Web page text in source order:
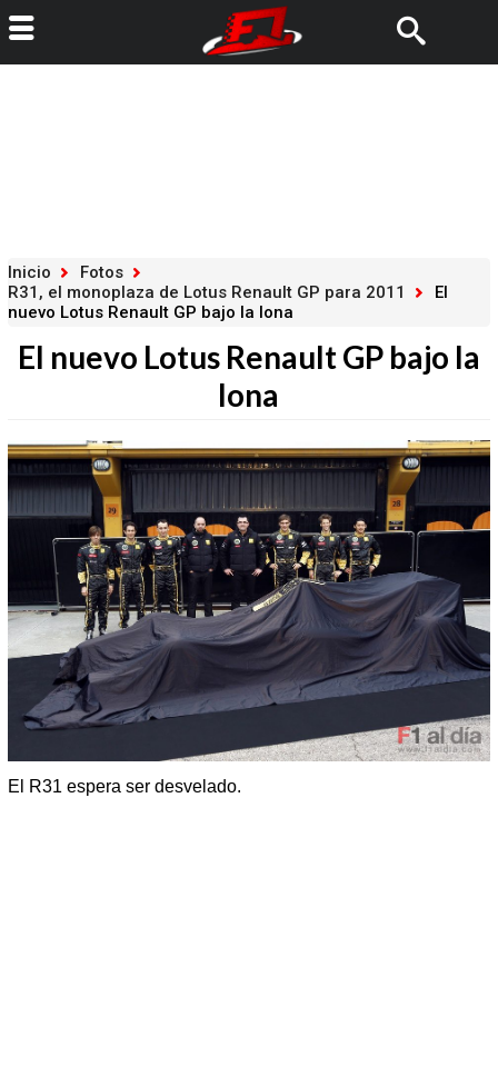
Inicio
Fotos
R31, el monoplaza de Lotus Renault GP para 2011
El
nuevo Lotus Renault GP bajo la lona
El nuevo Lotus Renault GP bajo la
lona
El R31 espera ser desvelado.